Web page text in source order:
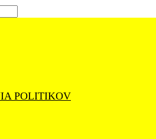
POLITIKOV